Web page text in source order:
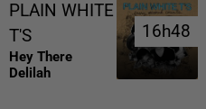
PLAIN WHITE
T'S
Hey There
Delilah
16h48
16h48